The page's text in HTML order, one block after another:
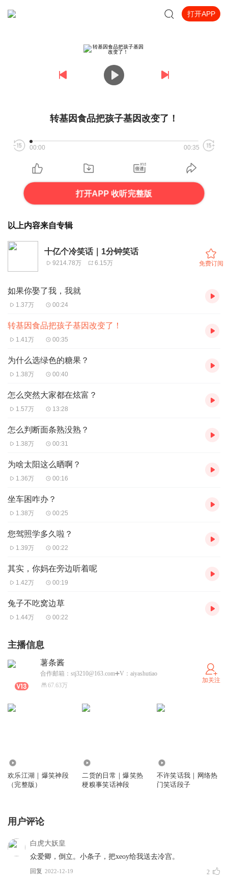
打开APP
转基因食品把孩子基因改变了！
00:00 00:35
打开APP 收听完整版
以上内容来自专辑
十亿个冷笑话｜1分钟笑话
9214.78万 6.15万 免费订阅
如果你娶了我，我就
1.37万 00:24
转基因食品把孩子基因改变了！
1.41万 00:35
为什么选绿色的糖果？
1.38万 00:40
怎么突然大家都在炫富？
1.57万 13:28
怎么判断面条熟没熟？
1.38万 00:31
为啥太阳这么晒啊？
1.36万 00:16
坐车困咋办？
1.38万 00:25
您驾照学多久啦？
1.39万 00:22
其实，你妈在旁边听着呢
1.42万 00:19
兔子不吃窝边草
1.44万 00:22
主播信息
薯条酱
合作邮箱：stj3210@163.com➕V：aiyashutiao
67.63万
加关注
欢乐江湖｜爆笑神段
（完整版）
二货的日常｜爆笑热
梗糗事笑话神段
不许笑话我｜网络热
门笑话段子
用户评论
白虎大妖皇
众爱卿，倒立。小条子，把xeoy给我送去冷宫。
回复 2022-12-19 2